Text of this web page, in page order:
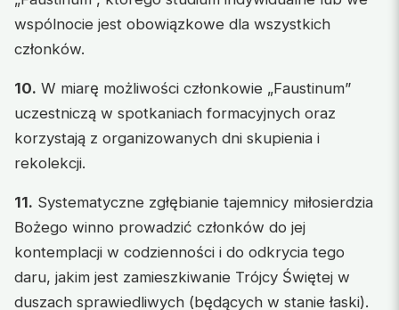
wspólnocie jest obowiązkowe dla wszystkich
członków.
10. W miarę możliwości członkowie „Faustinum”
uczestniczą w spotkaniach formacyjnych oraz
korzystają z organizowanych dni skupienia i
rekolekcji.
11. Systematyczne zgłębianie tajemnicy miłosierdzia
Bożego winno prowadzić członków do jej
kontemplacji w codzienności i do odkrycia tego
daru, jakim jest zamieszkiwanie Trójcy Świętej w
duszach sprawiedliwych (będących w stanie łaski).